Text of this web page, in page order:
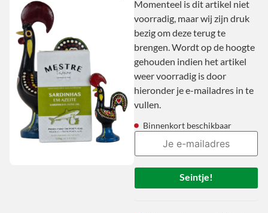
Momenteel is dit artikel niet
voorradig, maar wij zijn druk
bezig om deze terug te
brengen. Wordt op de hoogte
gehouden indien het artikel
weer voorradig is door
hieronder je e-mailadres in te
vullen.
Binnenkort beschikbaar
Seintje!